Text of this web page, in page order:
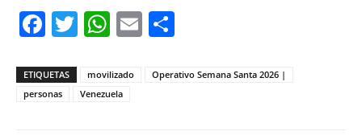
Facebook
Twitter
WhatsApp
Email
ETIQUETAS movilizado
Operativo Semana Santa 2026 |
personas
Venezuela